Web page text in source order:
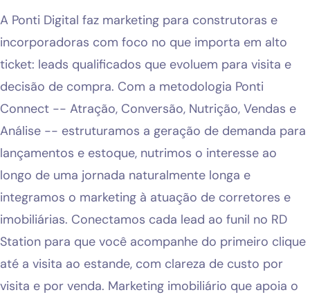
A Ponti Digital faz marketing para construtoras e
incorporadoras com foco no que importa em alto
ticket: leads qualificados que evoluem para visita e
decisão de compra. Com a metodologia Ponti
Connect -- Atração, Conversão, Nutrição, Vendas e
Análise -- estruturamos a geração de demanda para
lançamentos e estoque, nutrimos o interesse ao
longo de uma jornada naturalmente longa e
integramos o marketing à atuação de corretores e
imobiliárias. Conectamos cada lead ao funil no RD
Station para que você acompanhe do primeiro clique
até a visita ao estande, com clareza de custo por
visita e por venda. Marketing imobiliário que apoia o